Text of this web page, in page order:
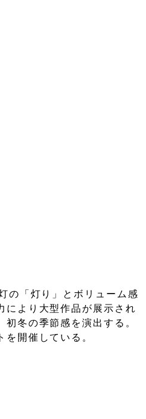
の「灯り」とボリューム感
により大型作品が展示され
冬の季節感を演出する。
開催している。